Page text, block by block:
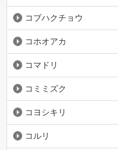
コブハクチョウ
コホオアカ
コマドリ
コミミズク
コヨシキリ
コルリ